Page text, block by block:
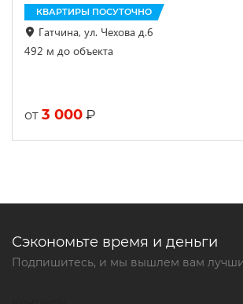
КВАРТИРЫ ПОСУТОЧНО
Гатчина, ул. Чехова д.6
492 м до объекта
от 3 000 ₽
Сэкономьте время и деньги
Подпишитесь, и мы вышлем вам